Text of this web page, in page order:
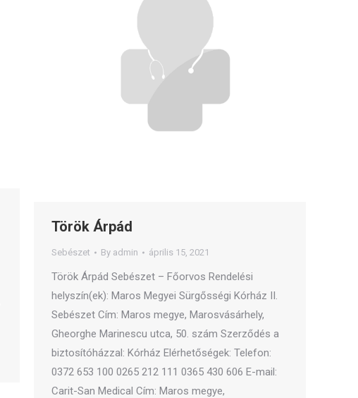
Török Árpád
Sebészet By admin április 15, 2021
Török Árpád Sebészet – Főorvos Rendelési
helyszín(ek): Maros Megyei Sürgősségi Kórház II.
Sebészet Cím: Maros megye, Marosvásárhely,
Gheorghe Marinescu utca, 50. szám Szerződés a
biztosítóházzal: Kórház Elérhetőségek: Telefon:
0372 653 100 0265 212 111 0365 430 606 E-mail:
Carit-San Medical Cím: Maros megye,